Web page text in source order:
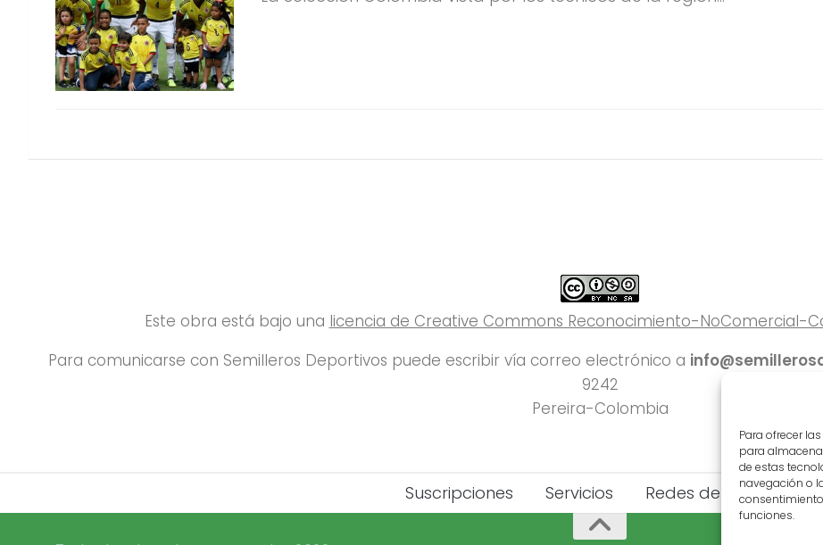
Para ofrecer
para
de estas
navegación o
funciones.
Este obra está bajo una licencia de Creative Commons Reconocimiento-NoComercial-
Para comunicarse con Semilleros Deportivos puede escribir vía correo electrónico a
9242
Pereira-Colombia
Suscripciones Servicios Redes del Deporte